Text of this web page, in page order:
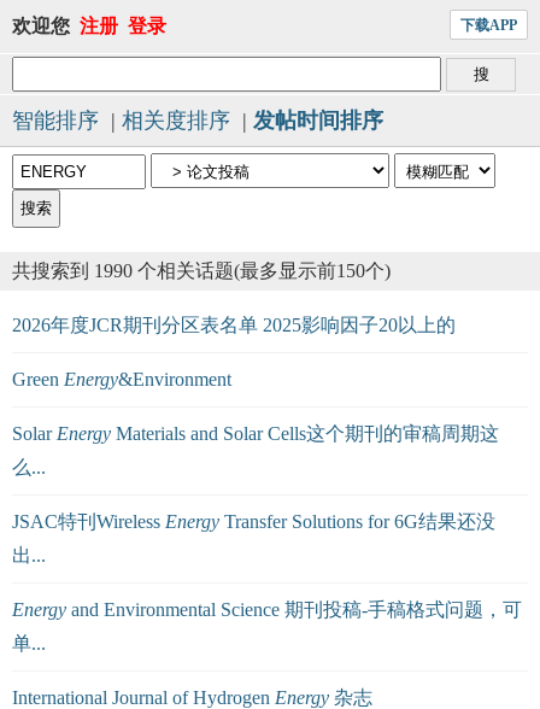
欢迎您 注册 登录 下载APP
智能排序 | 相关度排序 | 发帖时间排序
共搜索到 1990 个相关话题(最多显示前150个)
2026年度JCR期刊分区表名单 2025影响因子20以上的
Green Energy&Environment
Solar Energy Materials and Solar Cells这个期刊的审稿周期这
么...
JSAC特刊Wireless Energy Transfer Solutions for 6G结果还没
出...
Energy and Environmental Science 期刊投稿-手稿格式问题，可
单...
International Journal of Hydrogen Energy 杂志